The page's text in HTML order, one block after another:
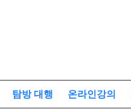
탐방 대행 온라인강의